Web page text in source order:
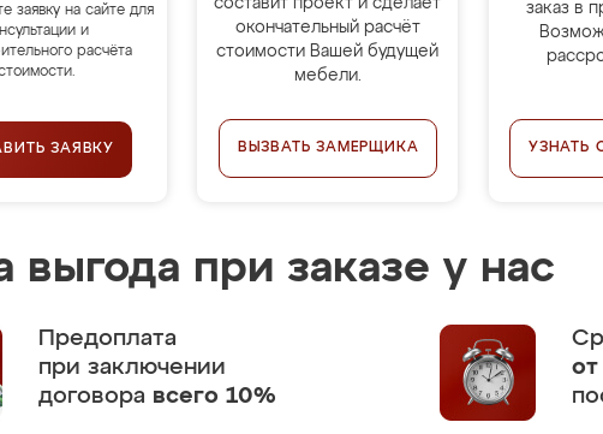
заявку на сайте для
и
расчёта
ЗАЯВКУ
составит проект и сделает
окончательный расчёт
стоимости Вашей будущей
мебели.
ВЫЗВАТЬ ЗАМЕРЩИКА
заказ в
УЗНАТЬ
выгода при заказе у нас
Предоплата
при заключении
договора всего 10%